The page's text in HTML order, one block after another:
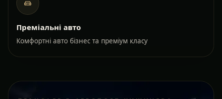
Преміальні авто
Комфортні авто бізнес та преміум класу